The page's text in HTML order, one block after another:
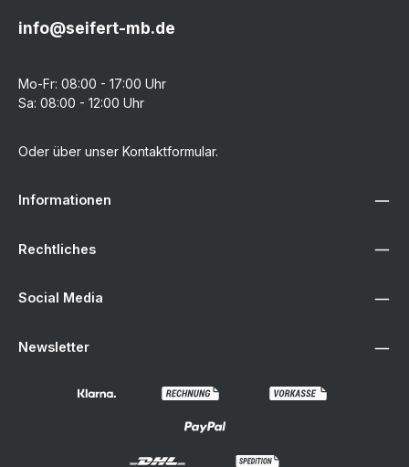
info@seifert-mb.de
Mo-Fr: 08:00 - 17:00 Uhr
Sa: 08:00 - 12:00 Uhr
Oder über unser Kontaktformular.
Informationen
Rechtliches
Social Media
Newsletter